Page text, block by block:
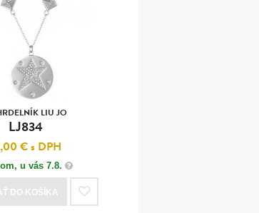
oceľ, silikón,
perla
oceľ
oceľ
LIU JO
LJ834
€s DPH
u vás7.8.
DO KOŠÍKA